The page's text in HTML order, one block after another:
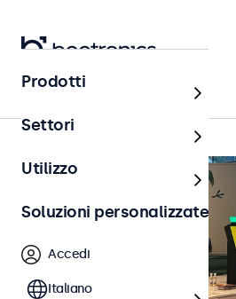
Home
Prodotti
Settori
Utilizzo
Soluzioni personalizzate
Accedi
Italiano